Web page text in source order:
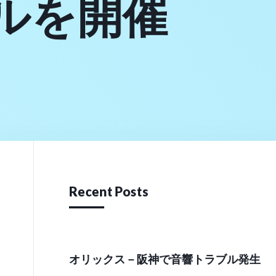
を開催
Recent Posts
オリックス－阪神で音響トラブル発生